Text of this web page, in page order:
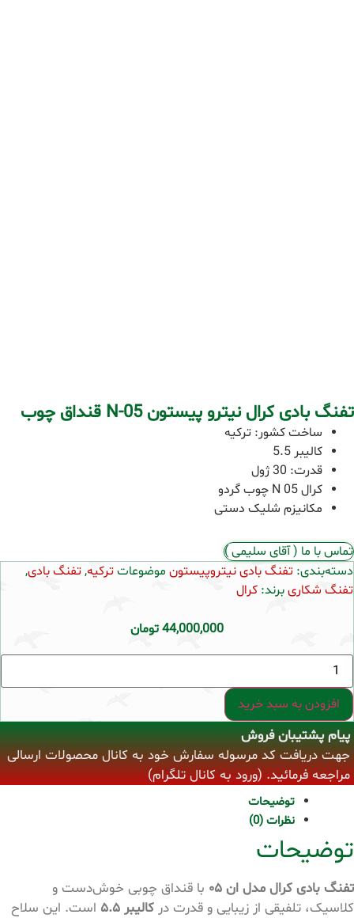
تفنگ بادی کرال نیترو پیستون N-05 قنداق چوب
ساخت کشور: ترکیه
کالیبر 5.5
قدرت: 30 ژول
کرال 05 N چوب گردو
مکانیزم شلیک دستی
تماس با ما ( آقای سلیمی )
دسته‌بندی: تفنگ بادی نیتروپیستون موضوعاتترکیه,تفنگ بادی,
تفنگ شکاریبرند: کرال
44,000,000تومان
تفنگ
بادی
کرال
نیترو
پیستون
N-
05
قنداق
چوب
عدد
افزودن به سبد خرید
پیام پشتیبان فروش
جهت دریافت کد مرسوله سفارش خود به کانال محصولات ارسالی
مراجعه فرمائید. (ورود به کانال تلگرام)
توضیحات
نظرات (0)
توضیحات
تفنگ بادی کرال مدل ان ۰۵
با قنداق چوبی خوش‌دست و
کلاسیک، تلفیقی از زیبایی و قدرت در کالیبر ۵.۵ است. این سلاح